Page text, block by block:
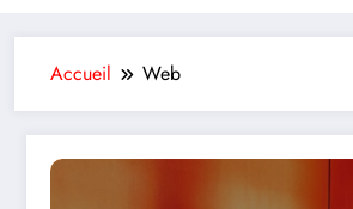
Accueil Web